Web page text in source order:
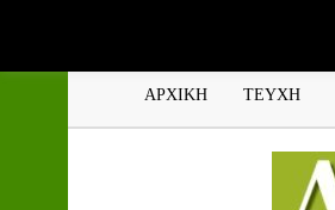
ΑΡΧΙΚΗ ΤΕΥΧΗ